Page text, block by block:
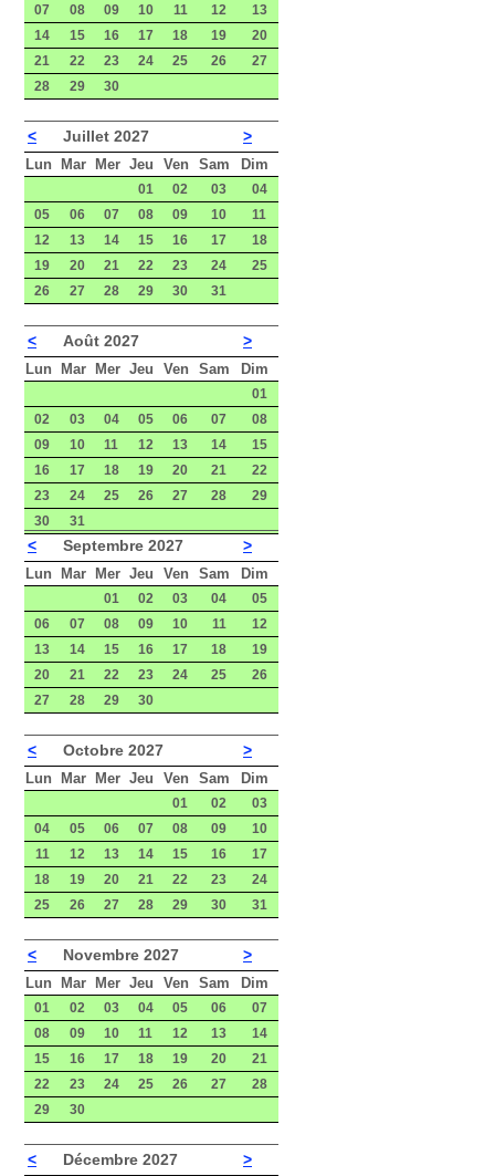
07
08 09 10 11 12
13
14
15 16 17 18 19
20
21
22 23 24 25 26
27
28
29 30
< Juillet 2027 >
Lun Mar Mer Jeu Ven Sam Dim
01 02 03
04
05
06 07 08 09 10
11
12
13 14 15 16 17
18
19
20 21 22 23 24
25
26
27 28 29 30 31
< Août 2027 >
Lun Mar Mer Jeu Ven Sam Dim
01
02
03 04 05 06 07
08
09
10 11 12 13 14
15
16
17 18 19 20 21
22
23
24 25 26 27 28
29
30
31
< Septembre 2027 >
Lun Mar Mer Jeu Ven Sam Dim
01 02 03 04
05
06
07 08 09 10 11
12
13
14 15 16 17 18
19
20
21 22 23 24 25
26
27
28 29 30
< Octobre 2027 >
Lun Mar Mer Jeu Ven Sam Dim
01 02
03
04
05 06 07 08 09
10
11
12 13 14 15 16
17
18
19 20 21 22 23
24
25
26 27 28 29 30 31
< Novembre 2027 >
Lun Mar Mer Jeu Ven Sam Dim
01 02 03 04 05 06
07
08
09 10 11 12 13
14
15
16 17 18 19 20
21
22
23 24 25 26 27
28
29
30
< Décembre 2027 >